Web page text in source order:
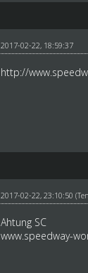
2017-02-22, 18:59:37
http://
2017-02-22, 23:10:50
Ahtung SC
www.speedway-